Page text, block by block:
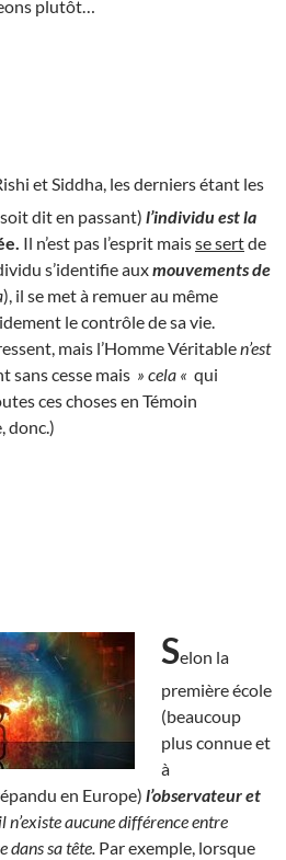
plutôt…
et Siddha, les derniers étant les
dit en passant) l’individu est la
Il n’est pas l’esprit maisse sertde
s’identifie auxmouvements de
), il se met à remuer au même
le contrôle de sa vie.
mais l’Homme Véritablen’est
sans cesse mais » cela « qui
ces choses en Témoin
donc.)
Selon la
première école
(beaucoup
plus connue et
à
en Europe) l’observateur et
il n’existe aucune différence entre
dans sa tête. Par exemple, lorsque